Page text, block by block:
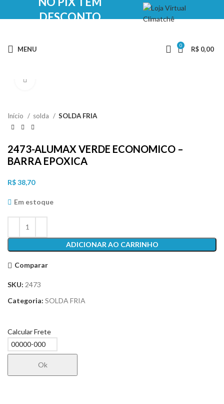
DESCONTO
MENU 0 R$ 0,00
Início solda SOLDA FRIA
2473-ALUMAX VERDE ECONOMICO –
BARRA EPOXICA
R$38,70
Em estoque
ADICIONAR AO CARRINHO
Comparar
SKU: 2473
Categoria: SOLDA FRIA
Calcular Frete
Ok